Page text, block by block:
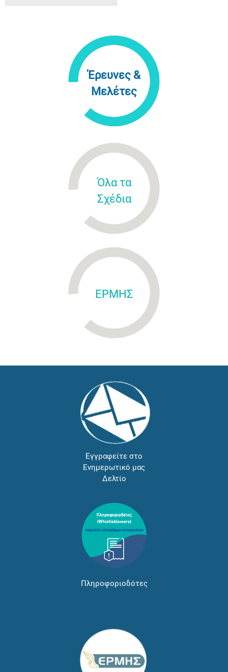
Έρευνες &
Μελέτες
Όλα τα
Σχέδια
ΕΡΜΗΣ
Εγγραφείτε στο
Ενημερωτικό μας
Δελτίο
Πληροφοριοδότες